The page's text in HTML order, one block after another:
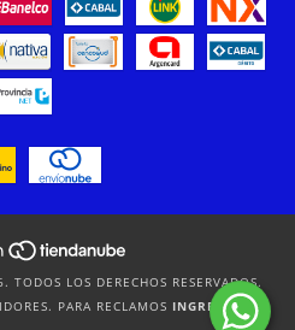
LOS DERECHOS RESERVADOS.
PARA RECLAMOS INGRESÁ ACÁ.